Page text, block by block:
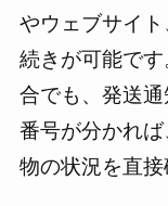
やウェブサイ
続きが可能で
合でも、発送
番号が分かれ
物の状況を直接